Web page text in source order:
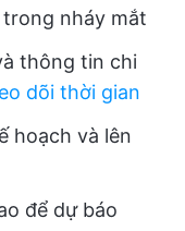
nháy mắt
thông tin chi
dõi thời gian
hoạch và lên
để dự báo